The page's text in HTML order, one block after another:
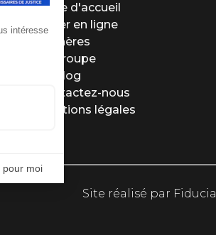
Page d'accueil
Payer en ligne
Enchères
Le groupe
Le Blog
Contactez-nous
Mentions légales
Site réalisé par